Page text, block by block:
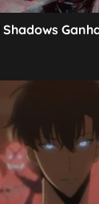
Shadows